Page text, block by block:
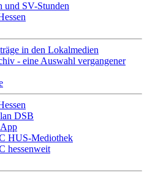
und SV-Stunden
in den Lokalmedien
- eine Auswahl vergangener
DSB
HUS-Mediothek
hessenweit